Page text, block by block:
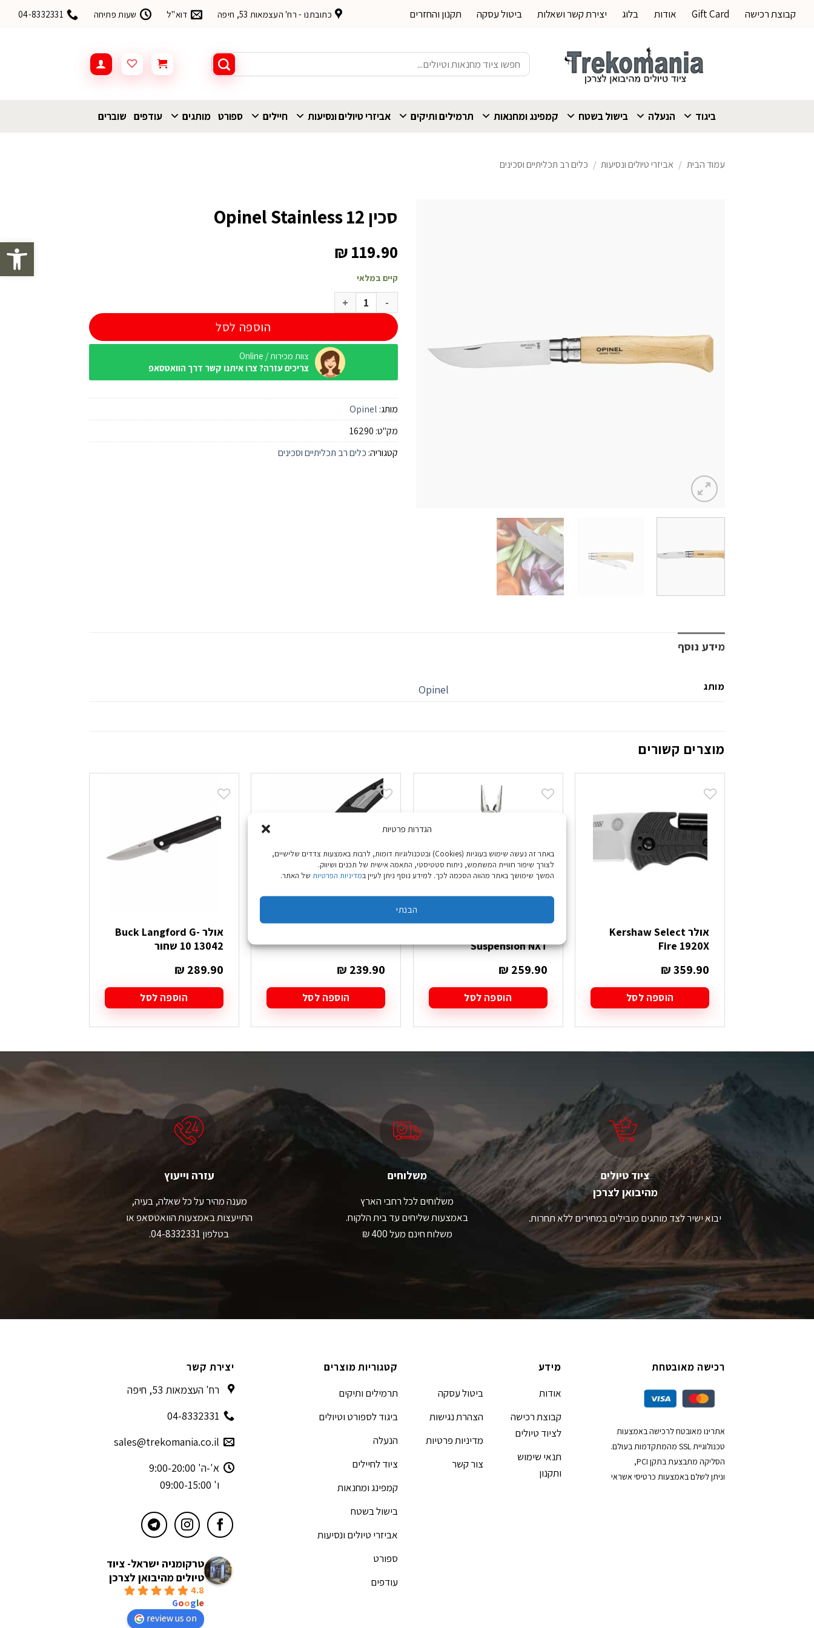
פתח
הגדרות פרטיות
באתר זה נעשה שימוש בעוגיות (Cookies) ובטכנולוגיות דומות, לרבות באמצעות צדדים שלישיים,
לצורך שיפור חוויית המשתמש, ניתוח סטטיסטי, התאמה אישית של תכנים ושיווק.
המשך שימושך באתר מהווה הסכמה לכך. למידע נוסף ניתן לעיין במדיניות הפרטיות של האתר.
הבנתי
קבוצת רכישה Gift Card אודות בלוג יצירת קשר ושאלות ביטול עסקה תקנון והחזרים כתובתנו - רח' העצמאות 53, חיפה דוא"ל שעות פתיחה 04-8332331
חיפוש
עבור:
ביגוד הנעלה בישול בשטח קמפינג ומחנאות תרמילים ותיקים אביזרי טיולים ונסיעות חיילים ספורט מותגים עודפים שוברים
עמוד הבית / אביזרי טיולים ונסיעות / כלים רב תכליתיים וסכינים
סכין Opinel Stainless 12
₪119.90
קיים במלאי
כמות של סכין Opinel Stainless 12
הוספה לסל
צוות מכירות / Online
צריכים עזרה? צרו איתנו קשר דרך הוואטסאפ
מותג: Opinel
מק"ט: 16290
קטגוריה: כלים רב תכליתיים וסכינים
מידע נוסף
מותג Opinel
מוצרים קשורים
אולר Kershaw Select
Fire 1920X
₪359.90
הוספה לסל
Suspension NXT
₪ 259.90
הוספה לסל
₪ 239.90
הוספה לסל
אולר Buck Langford G-
10 13042 שחור
₪ 289.90
הוספה לסל
ציוד טיולים
מהיבואן לצרכן
יבוא ישיר לצד מותגים מובילים במחירים ללא תחרות.
משלוחים
משלוחים לכל רחבי הארץ
באמצעות שליחים עד בית הלקוח.
משלוח חינם מעל 400 ₪
עזרה וייעוץ
מענה מהיר על כל שאלה, בעיה,
התייעצות באמצעות הוואטסאפ או
בטלפון 04-8332331.
רכישה מאובטחת
אתרינו מאובטח לרכישה באמצעות
טכנולוגיית SSL מהמתקדמות בעולם.
הסליקה מתבצעת בתקן PCI,
וניתן לשלם באמצעות כרטיסי אשראי
מידע
אודות
קבוצת רכישה
לציוד טיולים
תנאי שימוש
ותקנון
ביטול עסקה
הצהרת נגישות
מדיניות פרטיות
צור קשר
קטגוריות מוצרים
תרמילים ותיקים
ביגוד לספורט וטיולים
הנעלה
ציוד לחיילים
קמפינג ומחנאות
בישול בשטח
אביזרי טיולים ונסיעות
ספורט
עודפים
יצירת קשר
רח' העצמאות 53, חיפה
04-8332331
sales@trekomania.co.il
א'-ה' 9:00-20:00
ו' 09:00-15:00
טרקומניה ישראל- ציוד
טיולים מהיבואן לצרכן
4.8
Google
review us on